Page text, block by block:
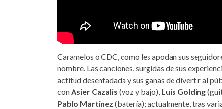
Caramelos o CDC, como les apodan sus
nombre. Las canciones, surgidas de sus
actitud desenfadada y sus ganas de divertir al
conAsier Cazalis (voz y bajo), Luis Golding
Pablo Martínez (batería); actualmente, tras